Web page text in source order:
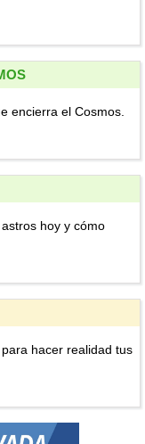
encierra el Cosmos.
hoy y cómo
hacer realidad tus